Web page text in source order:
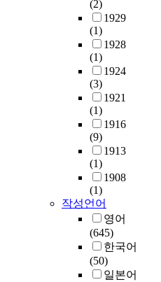
(2)
1929
(1)
1928
(1)
1924
(3)
1921
(1)
1916
(9)
1913
(1)
1908
(1)
작성언어
영어
(645)
한국어
(50)
일본어